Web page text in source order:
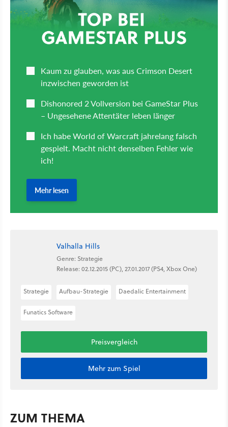
Valhalla Hills
Genre: Strategie
Release: 02.12.2015 (PC), 27.01.2017 (PS4, Xbox One)
Strategie Aufbau-Strategie Daedalic Entertainment
Funatics Software
Preisvergleich
Mehr zum Spiel
ZUM THEMA